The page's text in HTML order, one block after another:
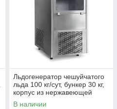
Льдогенератор чешуйчатого
льда 100 кг/сут, бункер 30 кг,
корпус из нержавеющей
стали Koreco AZ100/30MAR
В наличии